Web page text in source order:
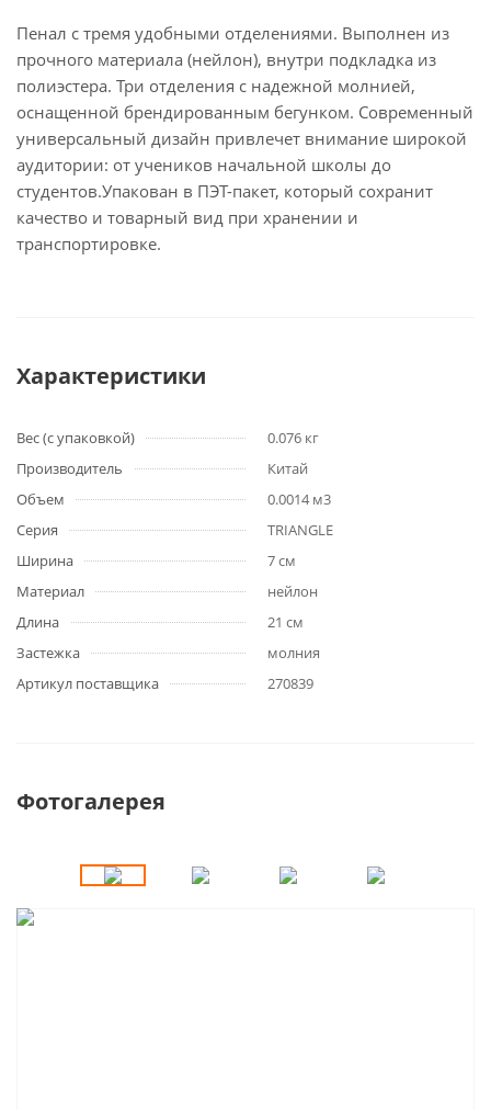
Пенал с тремя удобными отделениями. Выполнен из
прочного материала (нейлон), внутри подкладка из
полиэстера. Три отделения с надежной молнией,
оснащенной брендированным бегунком. Современный
универсальный дизайн привлечет внимание широкой
аудитории: от учеников начальной школы до
студентов.Упакован в ПЭТ-пакет, который сохранит
качество и товарный вид при хранении и
транспортировке.
Характеристики
Вес (с упаковкой)
0.076 кг
Производитель
Китай
Объем
0.0014 м3
Серия
TRIANGLE
Ширина
7 см
Материал
нейлон
Длина
21 см
Застежка
молния
Артикул поставщика
270839
Фотогалерея